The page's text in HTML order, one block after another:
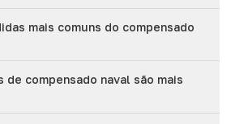
mais comuns do compensado
de compensado naval são mais